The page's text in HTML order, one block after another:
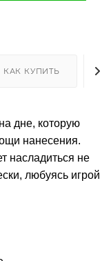
КАК КУПИТЬ
дне, которую
нанесения.
насладиться не
любуясь игрой